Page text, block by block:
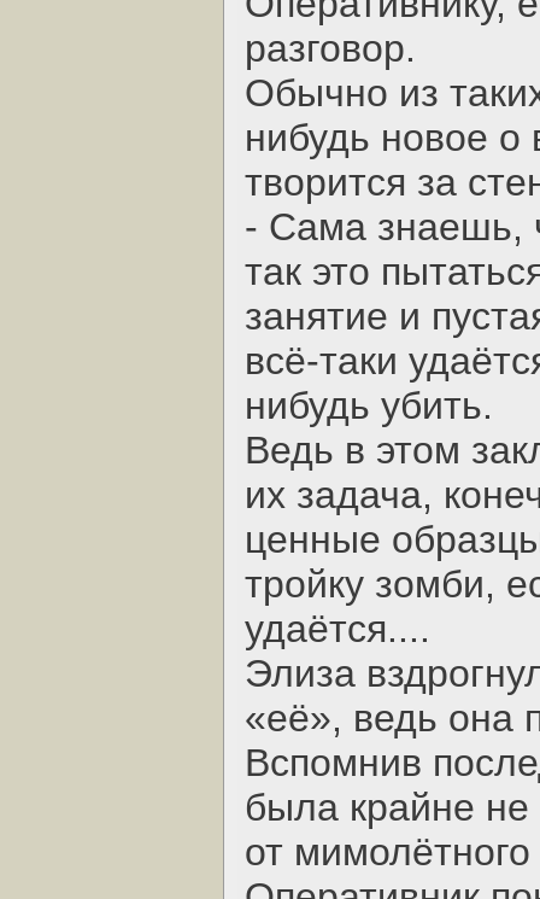
разговор.
Обычно из
нибудь новое о
творится за
- Сама знаешь,
так это
занятие и
всё-таки
нибудь убить.
Ведь в этом
их задача,
ценные
тройку зомби,
удаётся....
Элиза
«её», ведь она
Вспомнив
была крайне не
от